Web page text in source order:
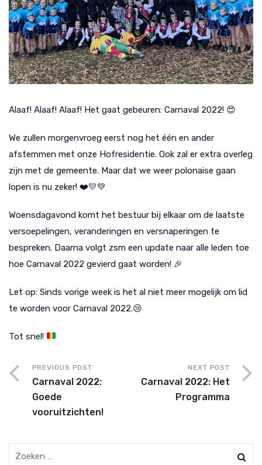
Alaaf! Alaaf! Alaaf! Het gaat gebeuren: Carnaval 2022! 😍
We zullen morgenvroeg eerst nog het één en ander
afstemmen met onze Hofresidentie. Ook zal er extra overleg
zijn met de gemeente. Maar dat we weer polonaise gaan
lopen is nu zeker! ❤️💛💚
Woensdagavond komt het bestuur bij elkaar om de laatste
versoepelingen, veranderingen en versnaperingen te
bespreken. Daarna volgt zsm een update naar alle leden toe
hoe Carnaval 2022 gevierd gaat worden! 🎉
Let op: Sinds vorige week is het al niet meer mogelijk om lid
te worden voor Carnaval 2022.😢
Tot snel!
PREVIOUS POST
Carnaval 2022:
Goede
vooruitzichten!
NEXT POST
Carnaval 2022: Het
Programma